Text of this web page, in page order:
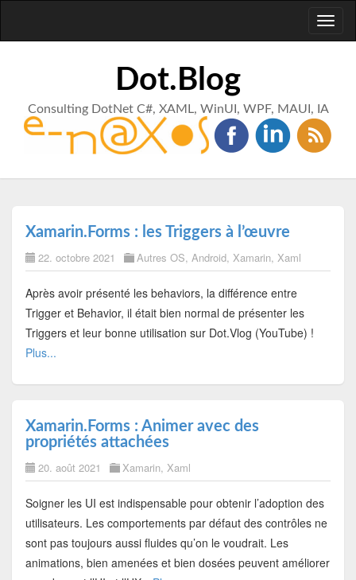
Dot.Blog
Consulting DotNet C#, XAML, WinUI, WPF, MAUI, IA
Xamarin.Forms : les Triggers à l’œuvre
22. octobre 2021 Autres OS, Android, Xamarin, Xaml
Après avoir présenté les behaviors, la différence entre
Trigger et Behavior, il était bien normal de présenter les
Triggers et leur bonne utilisation sur Dot.Vlog (YouTube) !
Plus...
Xamarin.Forms : Animer avec des
propriétés attachées
20. août 2021 Xamarin, Xaml
Soigner les UI est indispensable pour obtenir l’adoption des
utilisateurs. Les comportements par défaut des contrôles ne
sont pas toujours aussi fluides qu’on le voudrait. Les
animations, bien amenées et bien dosées peuvent améliorer